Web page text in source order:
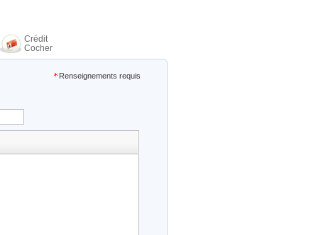
Crédit
Cocher
Renseignements requis